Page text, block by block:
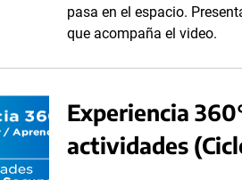
pasa en el espacio.
que acompaña el video.
Experiencia
actividades